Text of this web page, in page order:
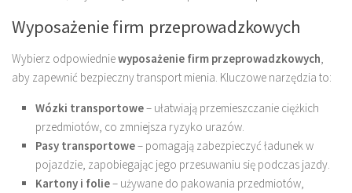
Wyposażenie firm przeprowadzkowych
Wybierz odpowiedniewyposażenie firm przeprowadzkowych
aby zapewnić bezpieczny transport mienia. Kluczowe narzędzia to:
Wózki transportowe– ułatwiają przemieszczanie ciężkich
przedmiotów, co zmniejsza ryzyko urazów.
Pasy transportowe– pomagają zabezpieczyć ładunek w
pojazdzie, zapobiegając jego przesuwaniu się podczas jazdy.
Kartony i folie– używane do pakowania przedmiotów,